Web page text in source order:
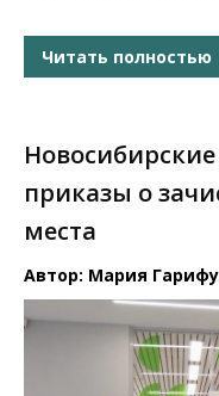
Читать полностью
приказы о
места
Автор: Мария